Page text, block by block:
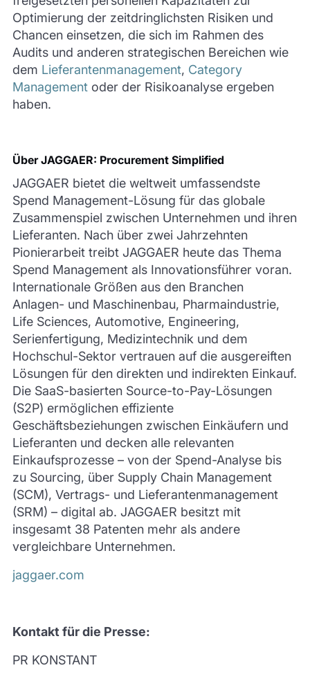
Optimierung der zeitdringlichsten Risiken und
Chancen einsetzen, die sich im Rahmen des
Audits und anderen strategischen Bereichen wie
dem Lieferantenmanagement, Category
Managementoder der Risikoanalyse ergeben
haben.
Über JAGGAER: Procurement Simplified
JAGGAER bietet die weltweit umfassendste
Spend Management-Lösung für das globale
Zusammenspiel zwischen Unternehmen und ihren
Lieferanten. Nach über zwei Jahrzehnten
Pionierarbeit treibt JAGGAER heute das Thema
Spend Management als Innovationsführer voran.
Internationale Größen aus den Branchen
Anlagen- und Maschinenbau, Pharmaindustrie,
Life Sciences, Automotive, Engineering,
Serienfertigung, Medizintechnik und dem
Hochschul-Sektor vertrauen auf die ausgereiften
Lösungen für den direkten und indirekten Einkauf.
Die SaaS-basierten Source-to-Pay-Lösungen
(S2P) ermöglichen effiziente
Geschäftsbeziehungen zwischen Einkäufern und
Lieferanten und decken alle relevanten
Einkaufsprozesse – von der Spend-Analyse bis
zu Sourcing, über Supply Chain Management
(SCM), Vertrags- und Lieferantenmanagement
(SRM) – digital ab. JAGGAER besitzt mit
insgesamt 38 Patenten mehr als andere
vergleichbare Unternehmen.
jaggaer.com
Kontakt für die Presse:
PR KONSTANT